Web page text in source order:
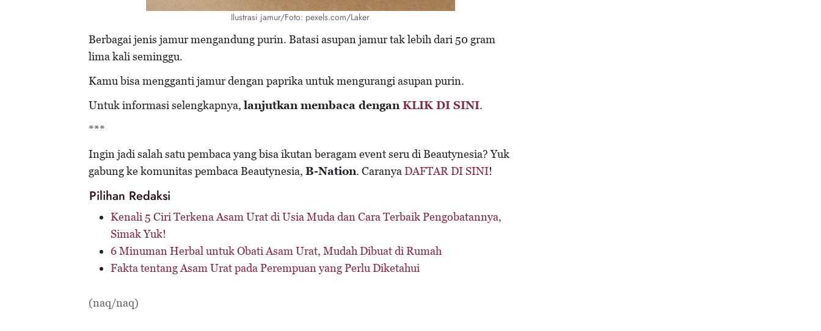
Ilustrasi jamur/Foto: pexels.com/Laker
Berbagai jenis jamur mengandung purin. Batasi asupan jamur tak lebih dari 50 gram
lima kali seminggu.
Kamu bisa mengganti jamur dengan paprika untuk mengurangi asupan purin.
Untuk informasi selengkapnya, lanjutkan membaca denganKLIK DI SINI.
***
Ingin jadi salah satu pembaca yang bisa ikutan beragam event seru di Beautynesia? Yuk
gabung ke komunitas pembaca Beautynesia, B-Nation. CaranyaDAFTAR DI SINI!
Pilihan Redaksi
Kenali 5 Ciri Terkena Asam Urat di Usia Muda dan Cara Terbaik Pengobatannya,
Simak Yuk!
6 Minuman Herbal untuk Obati Asam Urat, Mudah Dibuat di Rumah
Fakta tentang Asam Urat pada Perempuan yang Perlu Diketahui
(naq/naq)